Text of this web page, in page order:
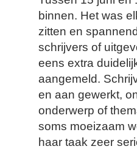
binnen. Het was
zitten en
schrijvers of
eens extra
aangemeld.
en aan gewerkt,
onderwerp of
soms moeizaam
haar taak zeer